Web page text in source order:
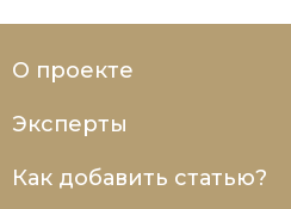
О проекте
Эксперты
Как добавить статью?